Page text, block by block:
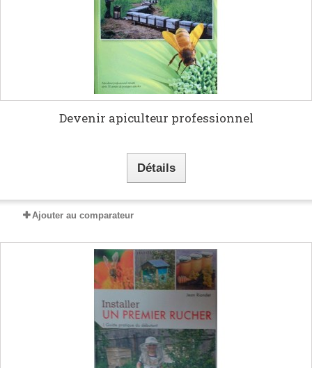
Devenir apiculteur professionnel
Détails
Ajouter au comparateur